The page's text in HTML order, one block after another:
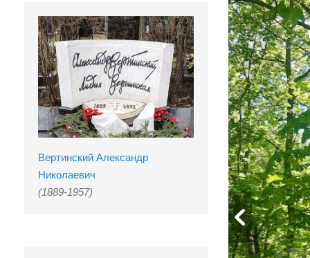
Вертинский Александр
Николаевич
(1889-1957)